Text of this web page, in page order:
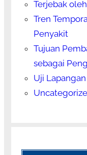
Terjebak
Tren
Penyakit
Tujuan
sebagai
Uji